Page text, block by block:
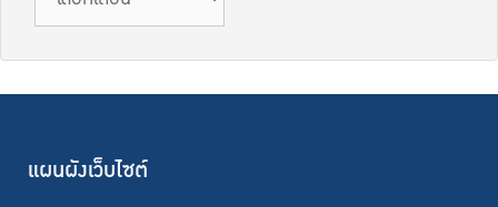
ข่าวสาร
แผนผังเว็บไซต์